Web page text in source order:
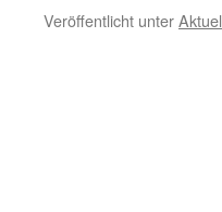
Veröffentlicht unter